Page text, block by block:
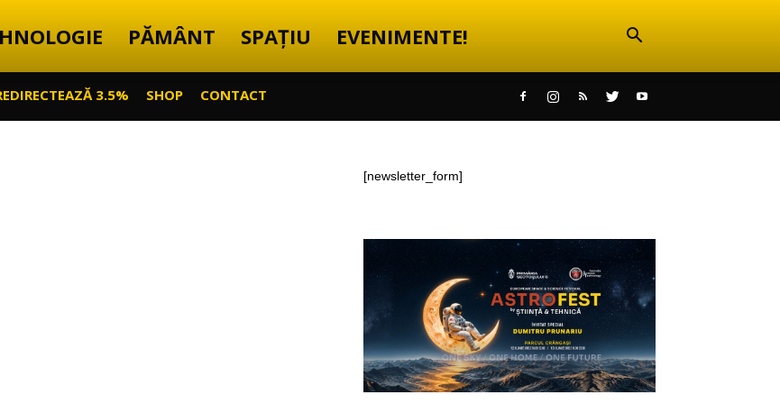
PĂMÂNT SPAȚIU EVENIMENTE!
3.5% SHOP CONTACT
[newsletter_form]